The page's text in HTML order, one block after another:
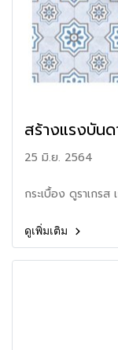
สร้างแรงบัน
25 มิ.ย. 2564
กระเบื้อง ดูราเกร
ดูเพิ่มเติม